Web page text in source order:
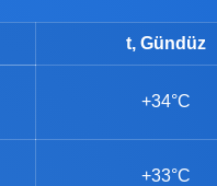
t, Gündüz
+34°C
+33°C